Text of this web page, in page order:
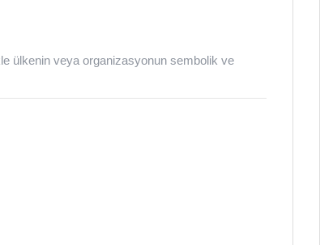
ülkenin veya organizasyonun sembolik ve